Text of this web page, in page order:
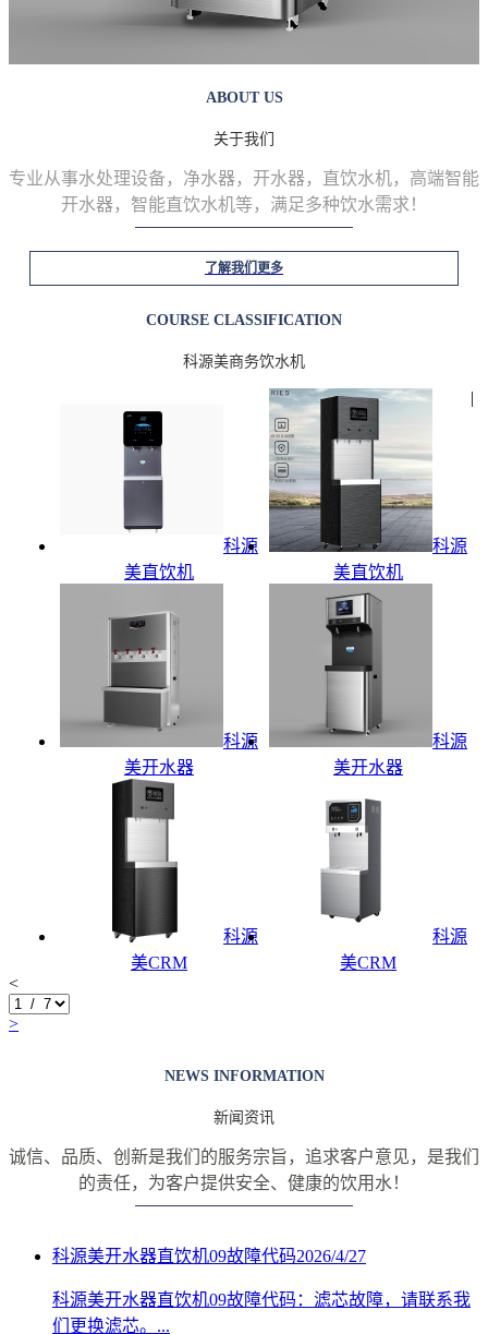
ABOUT US
关于我们
专业从事水处理设备，净水器，开水器，直饮水机，高端智能
开水器，智能直饮水机等，满足多种饮水需求！
了解我们更多
COURSE CLASSIFICATION
科源美商务饮水机
科源
美直饮机
科源
美直饮机
科源
美开水器
科源
美开水器
科源
美CRM
科源
美CRM
|
<
>
NEWS INFORMATION
新闻资讯
诚信、品质、创新是我们的服务宗旨，追求客户意见，是我们
的责任， 为客户提供安全、健康的饮用水！
科源美开水器直饮机09故障代码2026/4/27
科源美开水器直饮机09故障代码：滤芯故障，请联系我
们更换滤芯。...